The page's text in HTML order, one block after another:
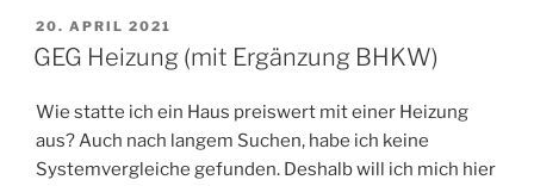
VERÖFFENTLICHT
AM
20. APRIL 2021
GEG Heizung (mit Ergänzung BHKW)
Wie statte ich ein Haus preiswert mit einer Heizung
aus? Auch nach langem Suchen, habe ich keine
Systemvergleiche gefunden. Deshalb will ich mich hier